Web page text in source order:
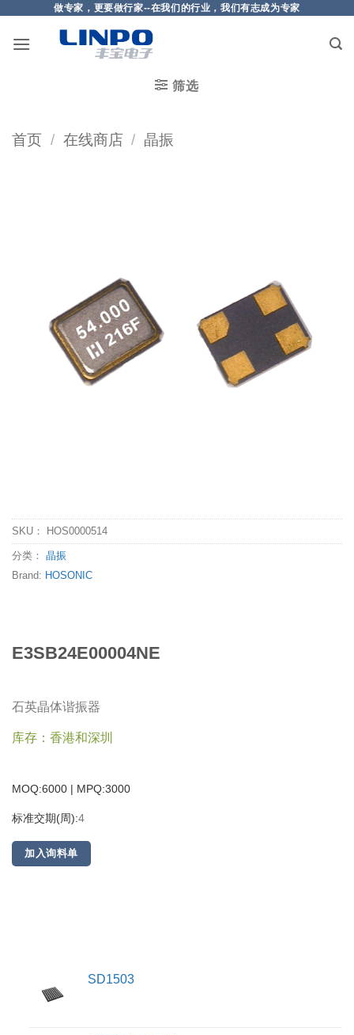
做专家，更要做行家--在我们的行业，我们有志成为专家
筛选
首页 / 在线商店 / 晶振
SKU： HOS0000514
分类： 晶振
Brand: HOSONIC
E3SB24E00004NE
石英晶体谐振器
库存：香港和深圳
MOQ:6000 | MPQ:3000
标准交期(周):4
加入询料单
SD1503